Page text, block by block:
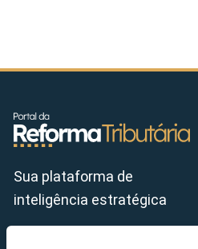
Sua plataforma de
inteligência estratégica